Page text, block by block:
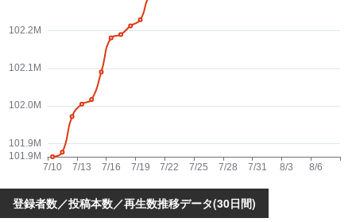
登録者数／投稿本数／再生数推移データ(30日間)